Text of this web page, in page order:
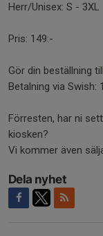
Herr/Unisex: S - 3XL
Pris: 149:-
Gör din beställning
Betalning via Swish:
Förresten, har ni
kiosken?
Vi kommer även
Dela nyhet